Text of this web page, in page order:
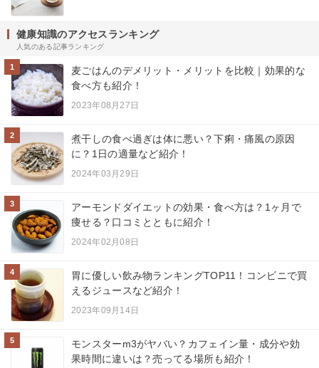
健康知識のアクセスランキング
人気のある記事ランキング
1
麦ごはんのデメリット・メリットを比較｜効果的な
食べ方も紹介！
2023年08月27日
2
煮干しの食べ過ぎは体に悪い？下痢・痛風の原因
に？1日の適量など紹介！
2024年03月29日
3
アーモンドダイエットの効果・食べ方は？1ヶ月で
痩せる？口コミとともに紹介！
2024年02月08日
4
胃に優しい飲み物ランキングTOP11！コンビニで買
えるジュースなど紹介！
2023年09月14日
5
モンスターm3がヤバい？カフェイン量・成分や効
果時間に違いは？売ってる場所も紹介！